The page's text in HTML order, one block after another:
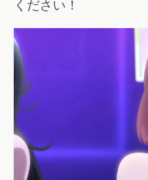
ください！